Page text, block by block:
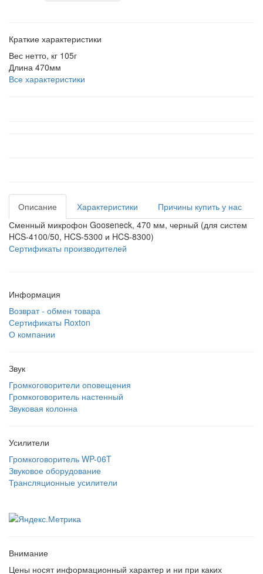
Краткие характеристики
Вес нетто, кг 105г
Длина 470мм
Все характеристики
Описание Характеристики
Причины купить у нас
Сменный микрофон Gooseneck, 470 мм, черный (для систем
HCS-4100/50, HCS-5300 и HCS-8300)
Сертификаты производителей
Информация
Возврат - обмен товара
Сертификаты Roxton
О компании
Звук
Громкоговорители оповещения
Громкоговоритель настенный
Звуковая колонна
Усилители
Громкоговоритель WP-06T
Звуковое оборудование
Трансляционные усилители
Внимание
Цены носят информационный характер и ни при каких